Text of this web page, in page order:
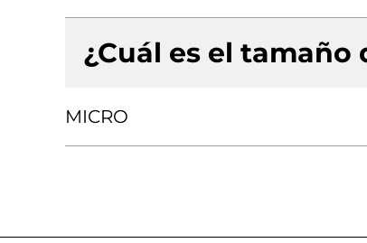
¿Cuál es el tamaño
MICRO